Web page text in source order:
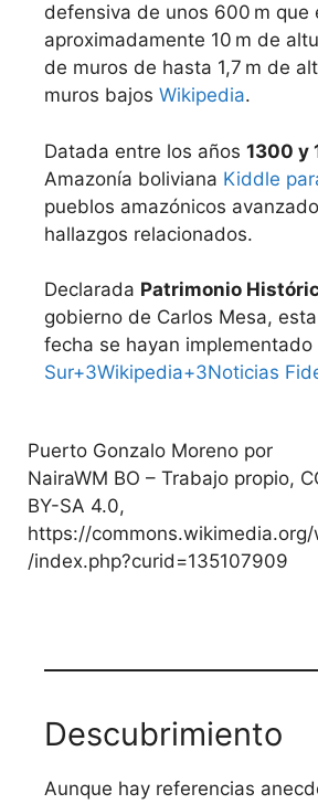
defensiva de unos 600 m
aproximadamente 10 m de
de muros de hasta 1,7 m de
muros bajos Wikipedia.
Datada entre los años 1300 y
Amazonía boliviana Kiddle
pueblos amazónicos
hallazgos relacionados.
Declarada Patrimonio
gobierno de Carlos Mesa,
fecha se hayan
Sur+3Wikipedia+3Noticias
Puerto Gonzalo Moreno por
NairaWM BO – Trabajo propio,
BY-SA 4.0,
https://commons.wikimedia.org/
/index.php?curid=135107909
Descubrimiento
Aunque hay referencias